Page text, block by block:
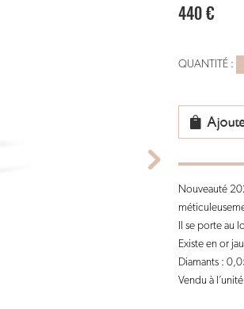
440€
or
Nouveauté
Il se porte au
Existe en or
Diamants :
Vendu à